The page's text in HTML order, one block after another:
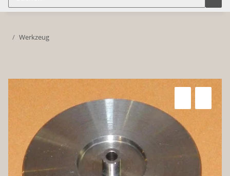
Werkzeug